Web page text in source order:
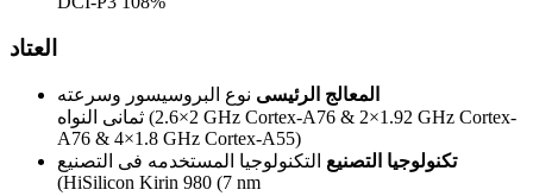
العتاد
المعالج الرئيسى نوع البروسيسور وسرعته
ثمانى النواه (2×2.6 GHz Cortex-A76 & 2×1.92 GHz Cortex-
A76 & 4×1.8 GHz Cortex-A55)
تكنولوجيا التصنيع التكنولوجيا المستخدمه فى التصنيع
(HiSilicon Kirin 980 (7 nm